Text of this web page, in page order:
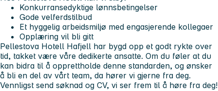
Konkurransedyktige lønnsbetingelser
Gode velferdstilbud
Et hyggelig arbeidsmiljø med engasjerende kollegaer
Opplæring vil bli gitt
Pellestova Hotell Hafjell har bygd opp et godt rykte over
tid, takket være våre dedikerte ansatte. Om du føler at du
kan bidra til å opprettholde denne standarden, og ønsker
å bli en del av vårt team, da hører vi gjerne fra deg.
Vennligst send søknad og CV, vi ser frem til å høre fra deg!